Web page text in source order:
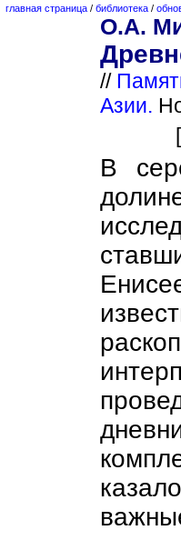
главная страница / библиотека /
О.А.
//
Азии.
[
В